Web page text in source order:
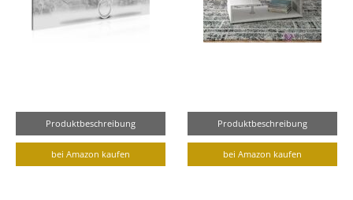
Produktbeschreibung
bei Amazon kaufen
Produktbeschreibung
bei Amazon kaufen